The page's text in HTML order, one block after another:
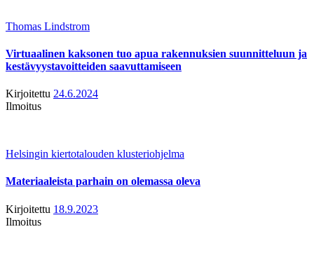
Thomas Lindstrom
Virtuaalinen kaksonen tuo apua rakennuksien suunnitteluun ja
kestävyystavoitteiden saavuttamiseen
Kirjoitettu 24.6.2024
Ilmoitus
Helsingin kiertotalouden klusteriohjelma
Materiaaleista parhain on olemassa oleva
Kirjoitettu 18.9.2023
Ilmoitus